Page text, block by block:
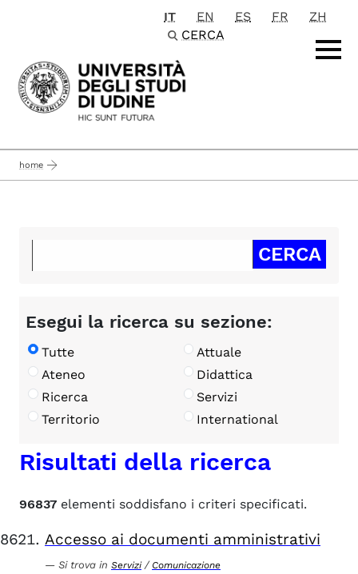
Passa al contenuto principale
IT EN ES FR
ZH
CERCA
home
Esegui la ricerca su sezione:
Tutte
Attuale
Ateneo
Didattica
Ricerca
Servizi
Territorio
International
Risultati della ricerca
96837 elementi soddisfano i criteri specificati.
Accesso ai documenti amministrativi
Si trova in Servizi / Comunicazione